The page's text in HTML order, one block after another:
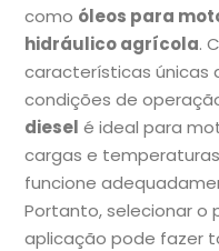
como óleos para
hidráulico agrícola.
características únicas
condições de
diesel é ideal para
cargas e
funcione
Portanto, selecionar
aplicação pode fazer